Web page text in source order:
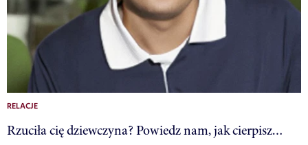
RELACJE
Rzuciła cię dziewczyna? Powiedz nam, jak cierpisz…